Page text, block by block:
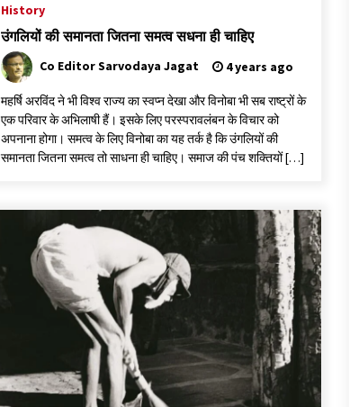
History
उंगलियों की समानता जितना समत्व सधना ही चाहिए
Co Editor Sarvodaya Jagat 4 years ago
महर्षि अरविंद ने भी विश्व राज्य का स्वप्न देखा और विनोबा भी सब राष्ट्रों के
एक परिवार के अभिलाषी हैं। इसके लिए परस्परावलंबन के विचार को
अपनाना होगा। समत्व के लिए विनोबा का यह तर्क है कि उंगलियों की
समानता जितना समत्व तो साधना ही चाहिए। समाज की पंच शक्तियों […]